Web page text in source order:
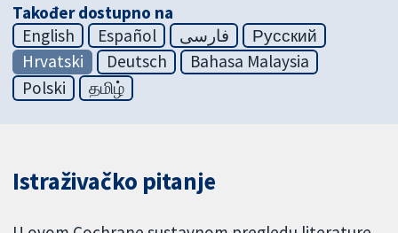
Također dostupno na
English
Español فارسی
Русский
Hrvatski
Deutsch
Bahasa Malaysia
Polski
தமிழ்
Istraživačko pitanje